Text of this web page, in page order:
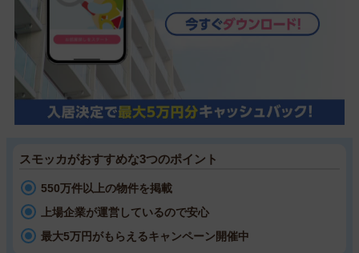
スモッカがおすすめな3つのポイント
550万件以上の物件を掲載
上場企業が運営しているので安心
最大5万円がもらえるキャンペーン開催中